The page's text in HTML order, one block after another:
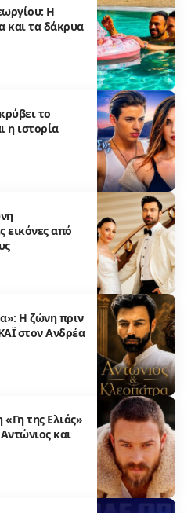
Η
και τα δάκρυα
το
η ιστορία
εικόνες από
Η ζώνη πριν
στον Ανδρέα
της Ελιάς»
και